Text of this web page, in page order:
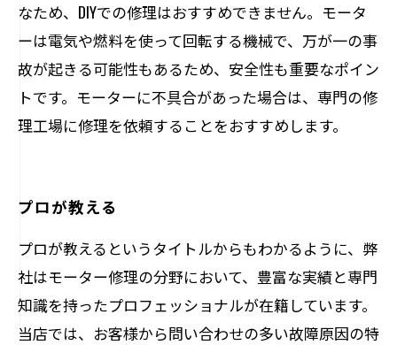
なため、DIYでの修理はおすすめできません。モータ
ーは電気や燃料を使って回転する機械で、万が一の事
故が起きる可能性もあるため、安全性も重要なポイン
トです。モーターに不具合があった場合は、専門の修
理工場に修理を依頼することをおすすめします。
プロが教える
プロが教えるというタイトルからもわかるように、弊
社はモーター修理の分野において、豊富な実績と専門
知識を持ったプロフェッショナルが在籍しています。
当店では、お客様から問い合わせの多い故障原因の特